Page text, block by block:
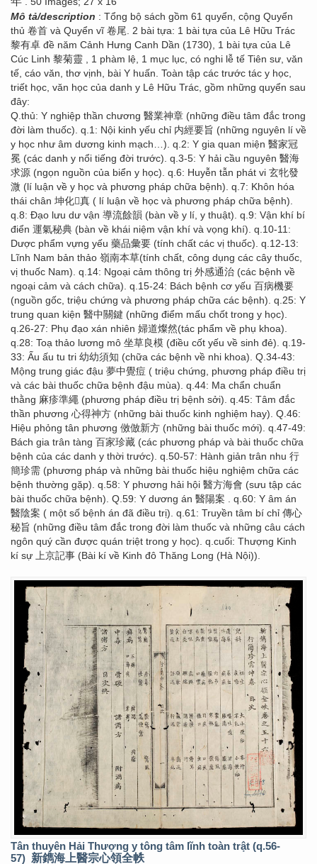
Mô tả/description : Tổng bộ sách gồm 61 quyển, cộng Quyển
thủ 卷首 và Quyển vĩ 卷尾. 2 bài tựa: 1 bài tựa của Lê Hữu Trác
黎有卓 đề năm Cảnh Hưng Canh Dần (1730), 1 bài tựa của Lê
Cúc Linh 黎菊靈 , 1 phàm lệ, 1 mục lục, có nghi lễ tế Tiên sư, văn
tế, cáo văn, thơ vịnh, bài Y huấn. Toàn tập các trước tác y học,
triết học, văn học của danh y Lê Hữu Trác, gồm những quyển sau
đây:
Q.thủ: Y nghiệp thần chương 醫業神章 (những điều tâm đắc trong
đời làm thuốc). q.1: Nội kinh yếu chỉ 内經要旨 (những nguyên lí về
y học như âm dương kinh mạch…). q.2: Y gia quan miện 醫家冠
冕 (các danh y nổi tiếng đời trước). q.3-5: Y hải cầu nguyên 醫海
求源 (ngọn nguồn của biển y học). q.6: Huyễn tẫn phát vi 玄牝發
溦 (lí luận về y học và phương pháp chữa bệnh). q.7: Khôn hóa
thái chân 坤化񠈚真 ( lí luận về học và phương pháp chữa bệnh).
q.8: Đạo lưu dư vận 導流餘韻 (bàn về y lí, y thuật). q.9: Vận khí bí
điển 運氣秘典 (bàn về khái niệm vận khí và vọng khí). q.10-11:
Dược phẩm vựng yếu 藥品彙要 (tính chất các vị thuốc). q.12-13:
Lĩnh Nam bản thảo 嶺南本草(tính chất, công dụng các cây thuốc,
vị thuốc Nam). q.14: Ngoại cảm thông trị 外感通治 (các bệnh về
ngoại cảm và cách chữa). q.15-24: Bách bệnh cơ yếu 百病機要
(nguồn gốc, triệu chứng và phương pháp chữa các bệnh). q.25: Y
trung quan kiện 醫中關鍵 (những điểm mấu chốt trong y học).
q.26-27: Phụ đạo xán nhiên 婦道燦然(tác phẩm về phụ khoa).
q.28: Toạ thảo lương mô 坐草良模 (điều cốt yếu về sinh đẻ). q.19-
33: Ấu ấu tu tri 幼幼須知 (chữa các bệnh về nhi khoa). Q.34-43:
Mộng trung giác đậu 夢中覺痘 ( triệu chứng, phương pháp điều trị
và các bài thuốc chữa bệnh đậu mùa). q.44: Ma chẩn chuẩn
thằng 麻疹準繩 (phương pháp điều trị bệnh sởi). q.45: Tâm đắc
thần phương 心得神方 (những bài thuốc kinh nghiệm hay). Q.46:
Hiệu phỏng tân phương 傚倣新方 (những bài thuốc mới). q.47-49:
Bách gia trân tàng 百家珍藏 (các phương pháp và bài thuốc chữa
bệnh của các danh y thời trước). q.50-57: Hành giản trân nhu 行
簡珍需 (phương pháp và những bài thuốc hiệu nghiệm chữa các
bệnh thường gặp). q.58: Y phương hải hội 醫方海會 (sưu tập các
bài thuốc chữa bệnh). Q.59: Y dương án 醫陽案 . q.60: Y âm án
醫陰案 ( một số bệnh án đã điều trị). q.61: Truyền tâm bí chỉ 傳心
秘旨 (những điều tâm đắc trong đời làm thuốc và những câu cách
ngôn quý cần được quán triệt trong y học). q.cuối: Thượng Kinh
kí sự 上京記事 (Bài kí về Kinh đô Thăng Long (Hà Nội)).
Tân thuyên Hải Thượng y tông tâm lĩnh toàn trật (q.56-
57) 新鐫海上醫宗心領全帙